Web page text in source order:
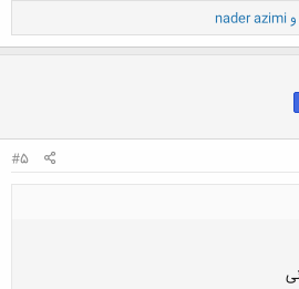
و nader azimi
#5